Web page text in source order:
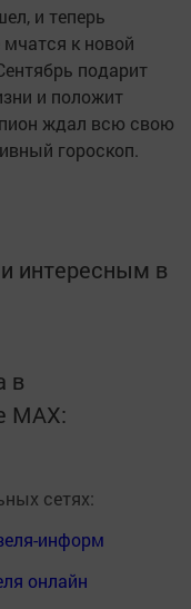
и теперь
к новой
подарит
и положит
ждал всю свою
гороскоп.
интересным в
в
MАХ:
сетях:
информ
онлайн